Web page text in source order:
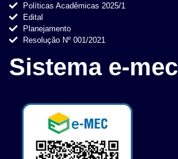
Políticas Acadêmicas 2025/1
Edital
Planejamento
Resolução Nº 001/2021
Sistema e-mec